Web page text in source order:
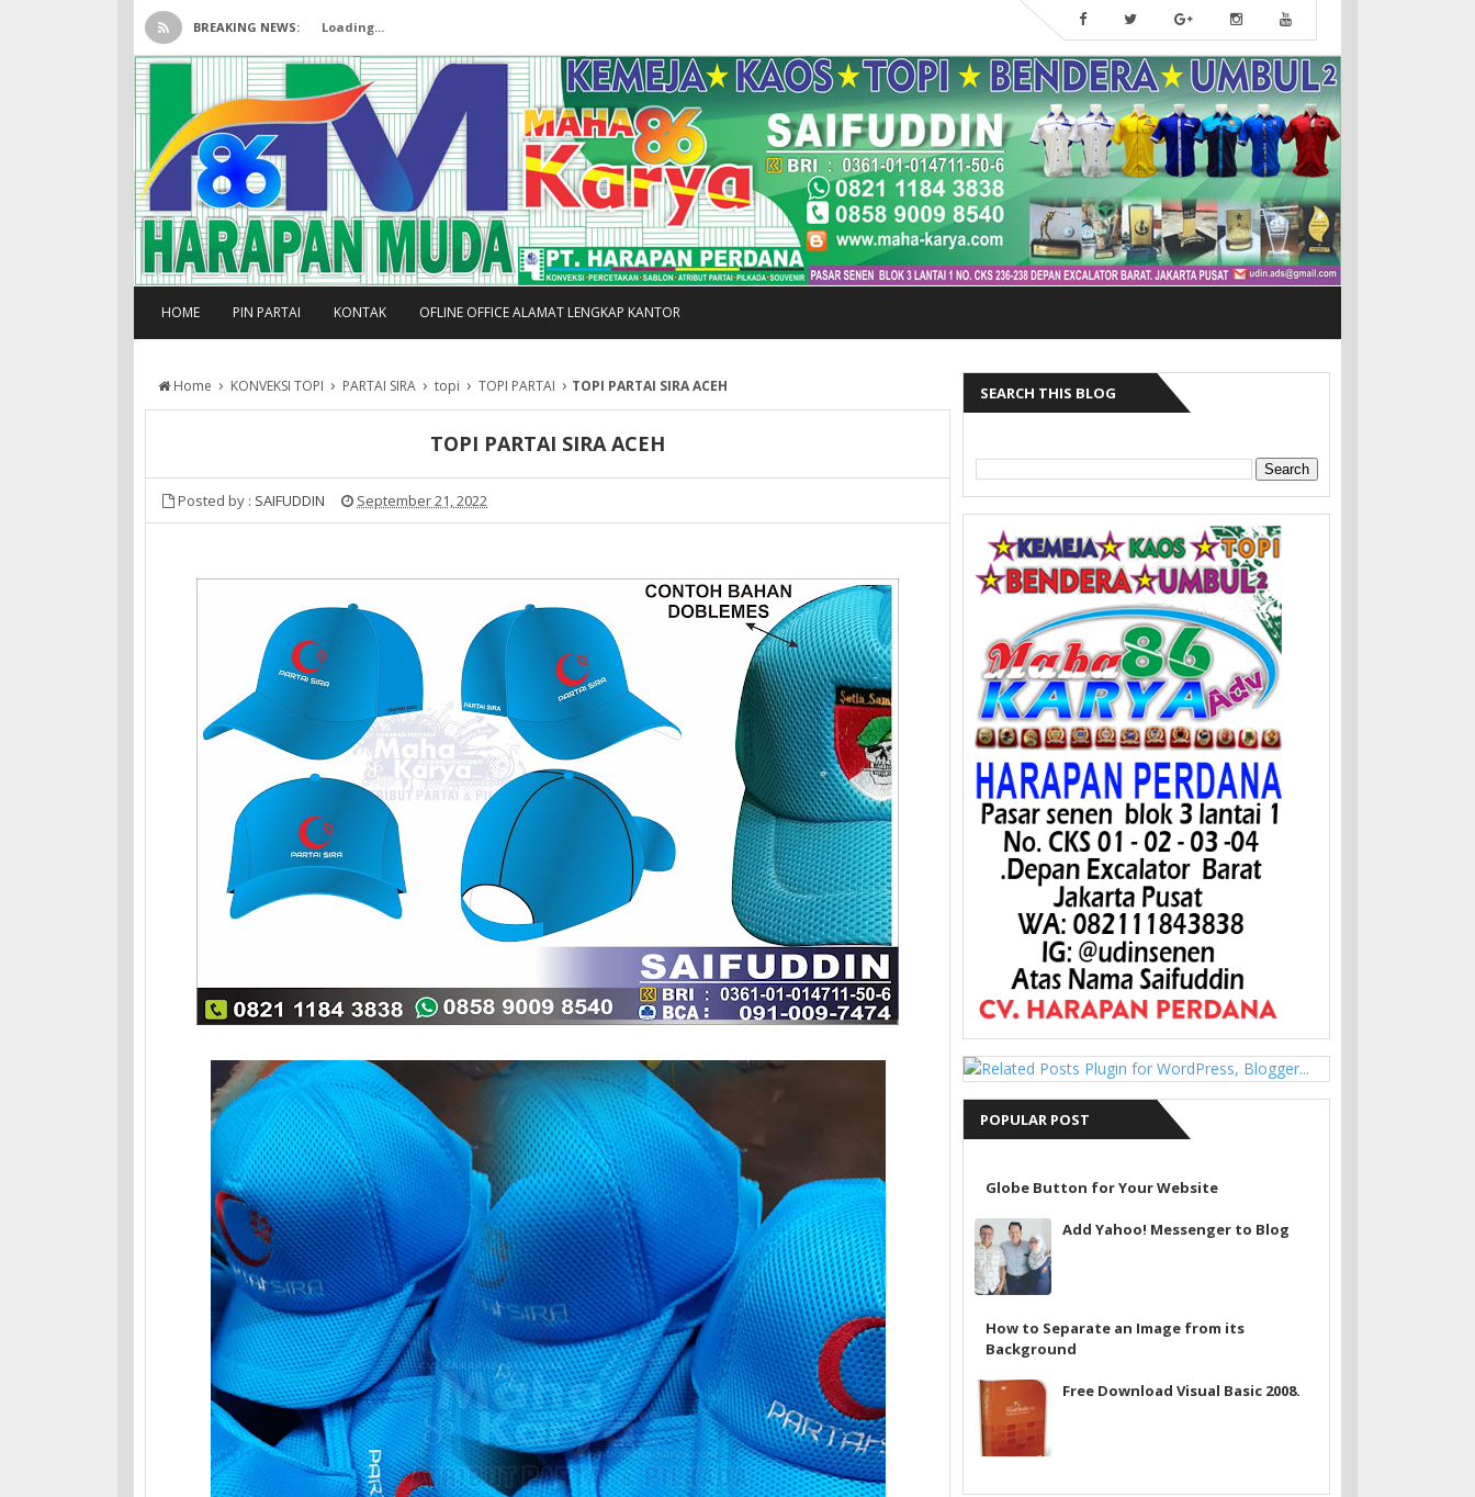
BREAKING NEWS: Loading...
HOME PIN PARTAI KONTAK OFLINE OFFICE ALAMAT LENGKAP KANTOR
Home › KONVEKSI TOPI › PARTAI SIRA › topi › TOPI PARTAI › TOPI PARTAI SIRA ACEH
TOPI PARTAI SIRA ACEH
Posted by : SAIFUDDIN September 21, 2022
SEARCH THIS BLOG
POPULAR POST
Globe Button for Your Website
Add Yahoo! Messenger to Blog
How to Separate an Image from its
Background
Free Download Visual Basic 2008.